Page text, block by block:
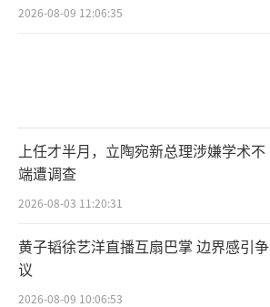
2026-08-09 12:06:35
上任才半月，立陶宛新总理涉嫌学术不
端遭调查
2026-08-03 11:20:31
黄子韬徐艺洋直播互扇巴掌 边界感引争
议
2026-08-09 10:06:53